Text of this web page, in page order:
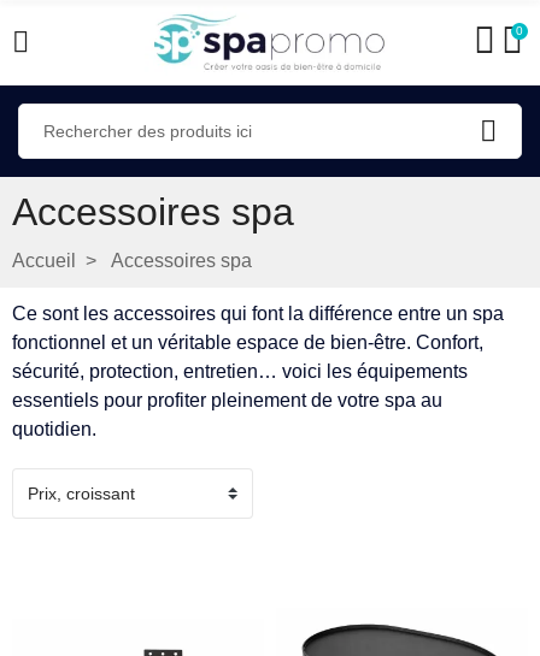
0
Accessoires spa
Accueil Accessoires spa
Ce sont les accessoires qui font la différence entre un spa
fonctionnel et un véritable espace de bien-être. Confort,
sécurité, protection, entretien… voici les équipements
essentiels pour profiter pleinement de votre spa au
quotidien.